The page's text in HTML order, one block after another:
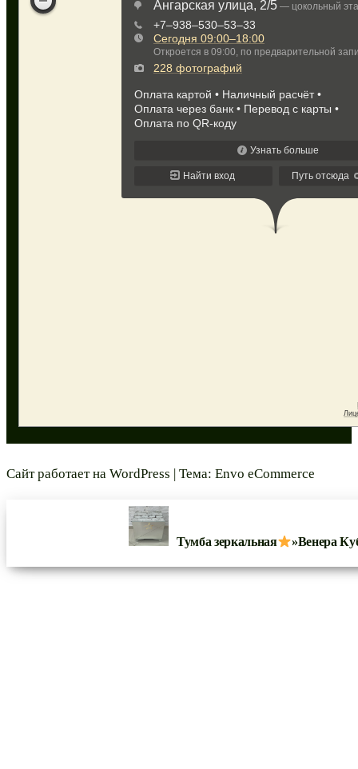
Сайт работает на WordPress Тема: Envo eCommerce
Тумба зеркальная »Венера